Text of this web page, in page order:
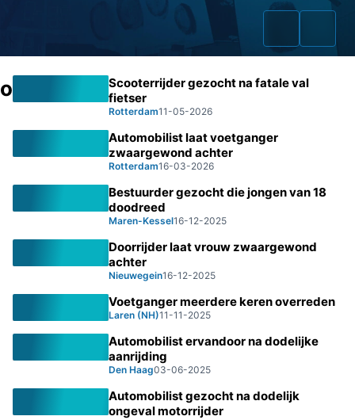
Fraudeurs
Opsporingslijst
Tip doorgeven
Volg ons
ongeval
Scooterrijder gezocht na fatale val
fietser
Rotterdam11-05-2026
Automobilist laat voetganger
zwaargewond achter
Rotterdam16-03-2026
Bestuurder gezocht die jongen van 18
doodreed
Maren-Kessel16-12-2025
Doorrijder laat vrouw zwaargewond
achter
Nieuwegein16-12-2025
Voetganger meerdere keren overreden
Laren (NH)11-11-2025
Automobilist ervandoor na dodelijke
aanrijding
Den Haag03-06-2025
Automobilist gezocht na dodelijk
ongeval motorrijder